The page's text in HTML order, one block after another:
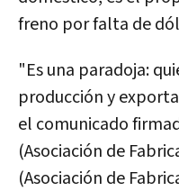
freno por falta de
"Es una paradoja:
producción y
el comunicado
(Asociación de
(Asociación de